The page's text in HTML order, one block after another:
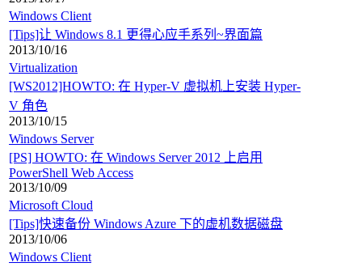
Windows Client
[Tips]让 Windows 8.1 更得心应手系列~界面篇
2013/10/16
Virtualization
[WS2012]HOWTO: 在 Hyper-V 虚拟机上安装 Hyper-
V 角色
2013/10/15
Windows Server
[PS] HOWTO: 在 Windows Server 2012 上启用
PowerShell Web Access
2013/10/09
Microsoft Cloud
[Tips]快速备份 Windows Azure 下的虚机数据磁盘
2013/10/06
Windows Client